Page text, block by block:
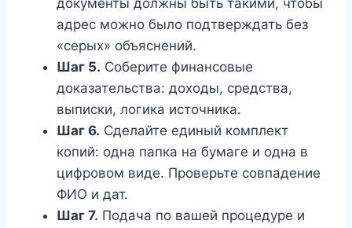
документы должны быть такими, чтобы
адрес можно было подтверждать без
«серых» объяснений.
Шаг 5. Соберите финансовые
доказательства: доходы, средства,
выписки, логика источника.
Шаг 6. Сделайте единый комплект
копий: одна папка на бумаге и одна в
цифровом виде. Проверьте совпадение
ФИО и дат.
Шаг 7. Подача по вашей процедуре и